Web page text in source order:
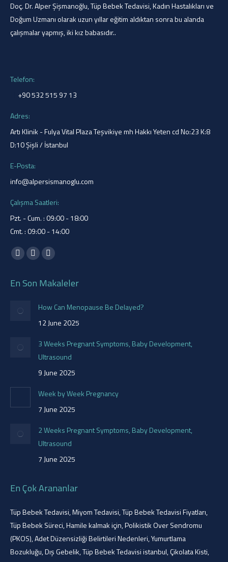
Doç. Dr. Alper Şişmanoğlu, Tüp Bebek Tedavisi, Kadın Hastalıkları ve
Doğum Uzmanı olarak uzun yıllar eğitim aldıktan sonra bu alanda
çalışmalar yapmış, iki kız babasıdır..
Telefon:
+90 532 515 97 13
Adres:
Artı Klinik - Fulya Vital Plaza Teşvikiye mh Hakkı Yeten cd No:23 K:8
D:10 Şişli / İstanbul
E-Posta:
info@alpersismanoglu.com
Çalışma Saatleri:
Pzt. - Cum. : 09:00 - 18:00
Cmt. : 09:00 - 14:00
Find us on:
Facebook
opens
new
window
YouTube
opens
new
window
Instagram
opens
new
window
En Son Makaleler
How Can Menopause Be Delayed?
12 June 2025
3 Weeks Pregnant Symptoms, Baby Development,
Ultrasound
9 June 2025
Week by Week Pregnancy
7 June 2025
2 Weeks Pregnant Symptoms, Baby Development,
Ultrasound
7 June 2025
En Çok Arananlar
Tüp Bebek Tedavisi,Miyom Tedavisi,Tüp Bebek Tedavisi Fiyatları,
Tüp Bebek Süreci,Hamile kalmak için,Polikistik Over Sendromu
(PKOS),Adet Düzensizliği Belirtileri Nedenleri,Yumurtlama
Bozukluğu,Dış Gebelik,Tüp Bebek Tedavisi istanbul,Çikolata Kisti,